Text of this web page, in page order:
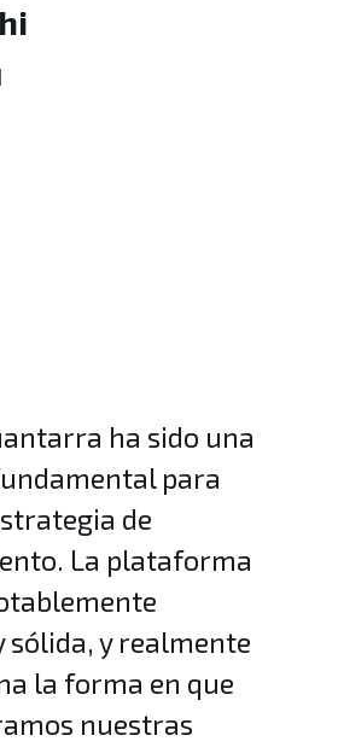
ha sido una
para
de
La plataforma
sólida, y realmente
la forma en que
nuestras